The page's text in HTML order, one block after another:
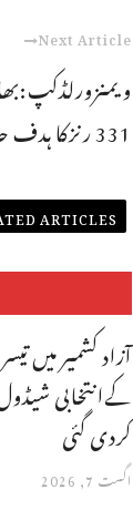
Next Article
331 رنزکا ہدف حاصل کرکے نیا ریکارڈ بنادیا
ARTICLES
آزاد کشمیر میں
کےانتخابی
کردی گئی
اگست 7, 2026